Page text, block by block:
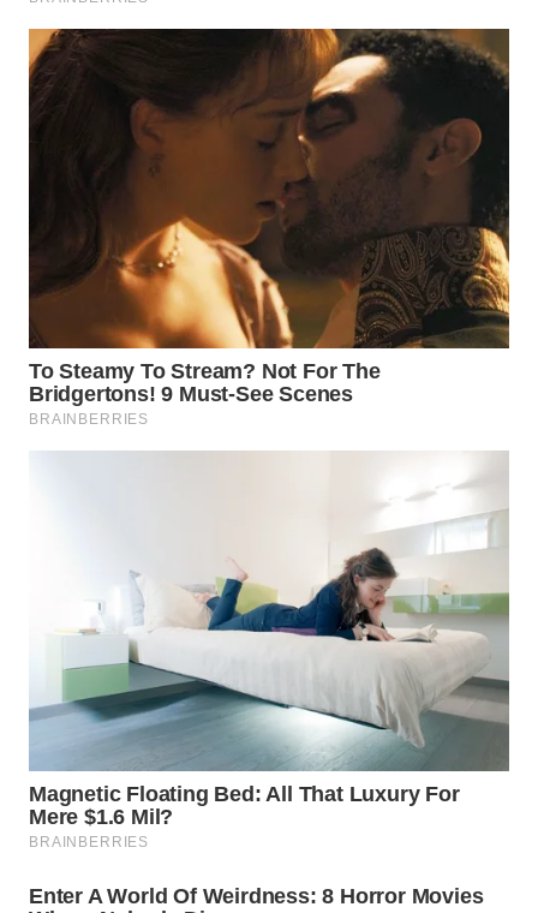
WN
LANGKAT
SELATAN
TANJUNG
LESUNG
KARO
WN
WN
TENGAH
WN DELI
WN
TEBING